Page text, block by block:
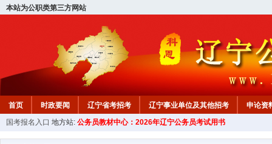
本站为公职类第三方网站
首页 时政要闻 辽宁省考招考 辽宁事业单位及其他招考 申论资
教材中心
国考报名入口 地方站: 公务员教材中心：2026年辽宁公务员考试用书